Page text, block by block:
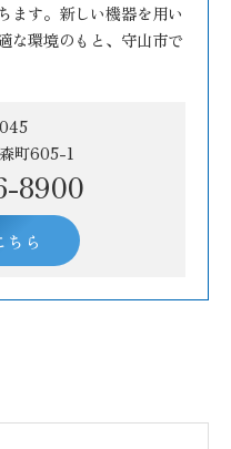
ます。新しい機器を用い
な環境のもと、守山市で
町605-1
8900
ちら